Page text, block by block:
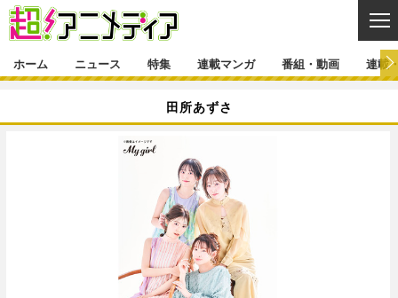
ニュース一覧
連載・ブログ一覧
ホーム ニュース 特集 連載マンガ 番組・動画 連載
田所あずさ